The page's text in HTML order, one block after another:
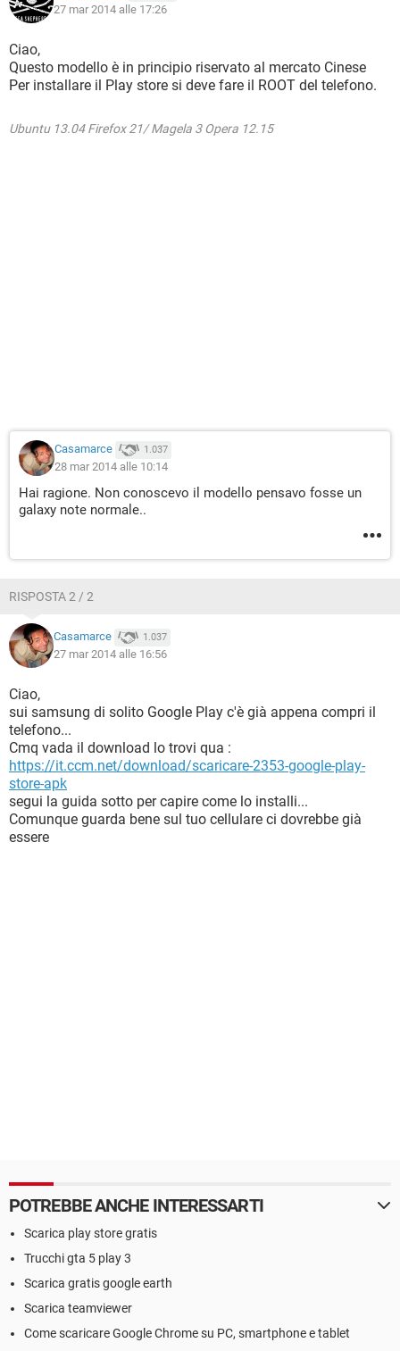
27 mar 2014 alle 17:26
Ciao,
Questo modello è in principio riservato al mercato Cinese
Per installare il Play store si deve fare il ROOT del telefono.
Ubuntu 13.04 Firefox 21/ Magela 3 Opera 12.15
Casamarce 1.037
28 mar 2014 alle 10:14
Hai ragione. Non conoscevo il modello pensavo fosse un
galaxy note normale..
RISPOSTA 2 / 2
Casamarce 1.037
27 mar 2014 alle 16:56
Ciao,
sui samsung di solito Google Play c'è già appena compri il
telefono...
Cmq vada il download lo trovi qua :
https://it.ccm.net/download/scaricare-2353-google-play-
store-apk
segui la guida sotto per capire come lo installi...
Comunque guarda bene sul tuo cellulare ci dovrebbe già
essere
POTREBBE ANCHE INTERESSARTI
Scarica play store gratis
Trucchi gta 5 play 3
Scarica gratis google earth
Scarica teamviewer
Come scaricare Google Chrome su PC, smartphone e tablet